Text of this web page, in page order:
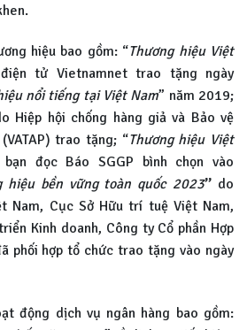
hiệu bao gồm: “Thương hiệu Việt
tử Vietnamnet trao tặng ngày
nổi tiếng tại Việt Nam” năm 2019;
Hiệp hội chống hàng giả và Bảo vệ
trao tặng; “Thương hiệu Việt
đọc Báo SGGP bình chọn vào
hiệu bền vững toàn quốc 2023” do
Nam, Cục Sở Hữu trí tuệ Việt Nam,
Kinh doanh, Công ty Cổ phần Hợp
phối hợp tổ chức trao tặng vào ngày
động dịch vụ ngân hàng bao gồm: